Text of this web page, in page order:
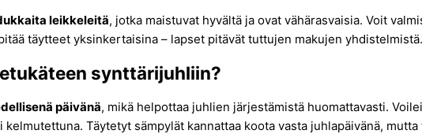
leikkeleitä, jotka maistuvat hyvältä ja ovat vähärasvaisia. Voit
täytteet yksinkertaisina – lapset pitävät tuttujen makujen yhdistelmistä.
synttärijuhliin?
päivänä, mikä helpottaa juhlien järjestämistä huomattavasti.
Täytetyt sämpylät kannattaa koota vasta juhlapäivänä,